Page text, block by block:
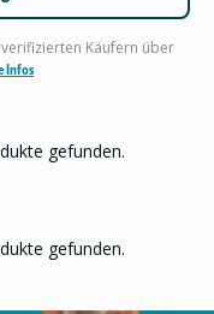
Käufern über
Infos
gefunden.
gefunden.